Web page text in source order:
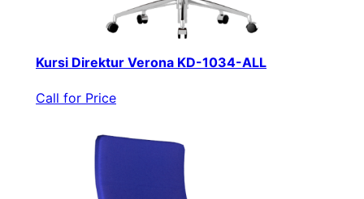
Kursi Direktur Verona KD-1034-ALL
Call for Price